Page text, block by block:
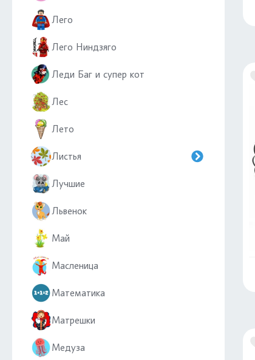
Лего
Лего Ниндзяго
Леди Баг и супер кот
Лес
Лето
Листья
Лучшие
Львенок
Май
Масленица
Математика
Матрешки
Медуза